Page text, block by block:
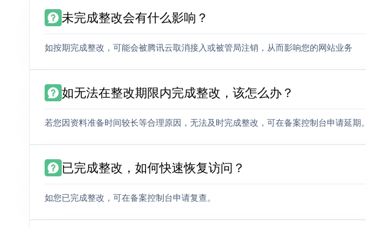
未完成整改会有什么影响？
如按期完成整改，可能会被腾讯云取消接入或被管局注销，从而影响您的网站业务
如无法在整改期限内完成整改，该怎么办？
若您因资料准备时间较长等合理原因，无法及时完成整改，可在备案控制台申请延期。
已完成整改，如何快速恢复访问？
如您已完成整改，可在备案控制台申请复查。